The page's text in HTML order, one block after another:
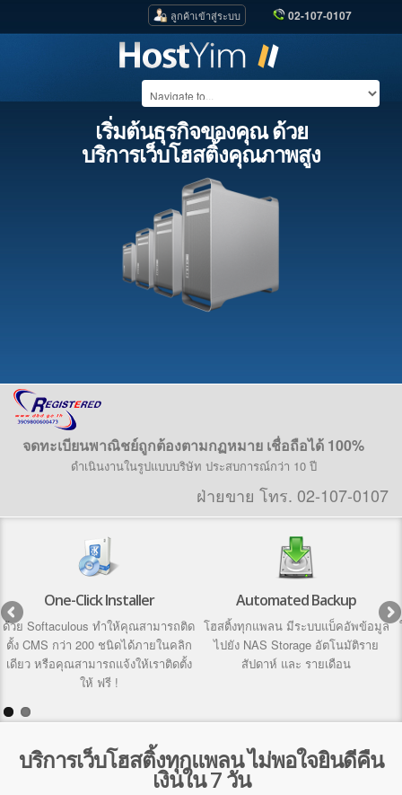
ลูกค้าเข้าสู่ระบบ 02-107-0107
เริ่มต้นธุรกิจของคุณ ด้วย
บริการเว็บโฮสติ้งคุณภาพสูง
จดทะเบียนพาณิชย์ถูกต้องตามกฏหมาย เชื่อถือได้ 100%
ดำเนินงานในรูปแบบบริษัท ประสบการณ์กว่า 10 ปี
ฝ่ายขาย โทร. 02-107-0107
One-Click Installer
ด้วย Softaculous ทำให้คุณสามารถติด
ตั้ง CMS กว่า 200 ชนิดได้ภายในคลิก
เดียว หรือคุณสามารถแจ้งให้เราติดตั้ง
ให้ ฟรี !
Automated Backup
โฮสติ้งทุกแพลน มีระบบแบ็คอัพข้อมูล
ไปยัง NAS Storage อัตโนมัติราย
สัปดาห์ และ รายเดือน
บริการเว็บโฮสติ้งทุกแพลน ไม่พอใจยินดีคืน
เงินใน 7 วัน